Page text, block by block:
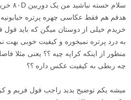
سلام خسته نباشید من یک دوربین ۸۰D خریدم به همراه یک لنز ۵۰ اف ۱٫۸
هدفم هم فقط عکاسی چهره پرتره خیابونیه
خریدم خیلی از دوستان میگن که باید فول
به درد پرتره نمیخوره و کیفیت خوبی بهت
منظور از اینکه کراپه چیه ؟؟ یعنی مثلا
چه ربطی به کیفیت عکس داره ؟؟
میشه یکم توضیح بدید راجب فول فریم و